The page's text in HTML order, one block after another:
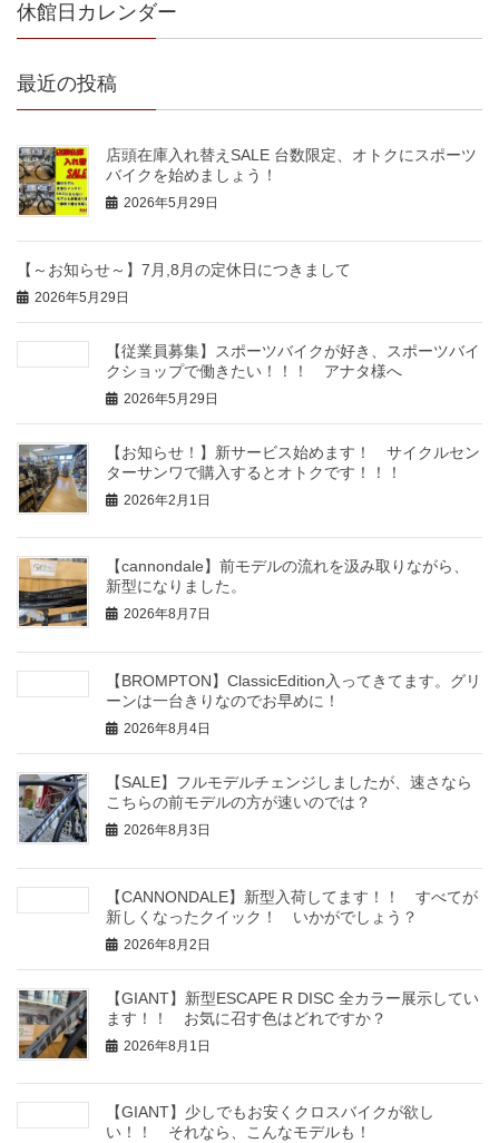
休館日カレンダー
最近の投稿
店頭在庫入れ替えSALE 台数限定、オトクにスポーツ
バイクを始めましょう！
2026年5月29日
【～お知らせ～】7月,8月の定休日につきまして
2026年5月29日
【従業員募集】スポーツバイクが好き、スポーツバイ
クショップで働きたい！！！ アナタ様へ
2026年5月29日
【お知らせ！】新サービス始めます！ サイクルセン
ターサンワで購入するとオトクです！！！
2026年2月1日
【cannondale】前モデルの流れを汲み取りながら、
新型になりました。
2026年8月7日
【BROMPTON】ClassicEdition入ってきてます。グリ
ーンは一台きりなのでお早めに！
2026年8月4日
【SALE】フルモデルチェンジしましたが、速さなら
こちらの前モデルの方が速いのでは？
2026年8月3日
【CANNONDALE】新型入荷してます！！ すべてが
新しくなったクイック！ いかがでしょう？
2026年8月2日
【GIANT】新型ESCAPE R DISC 全カラー展示してい
ます！！ お気に召す色はどれですか？
2026年8月1日
【GIANT】少しでもお安くクロスバイクが欲し
い！！ それなら、こんなモデルも！